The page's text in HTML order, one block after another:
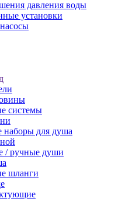
давления воды
установки
системы
наборы для душа
/ ручные души
шланги